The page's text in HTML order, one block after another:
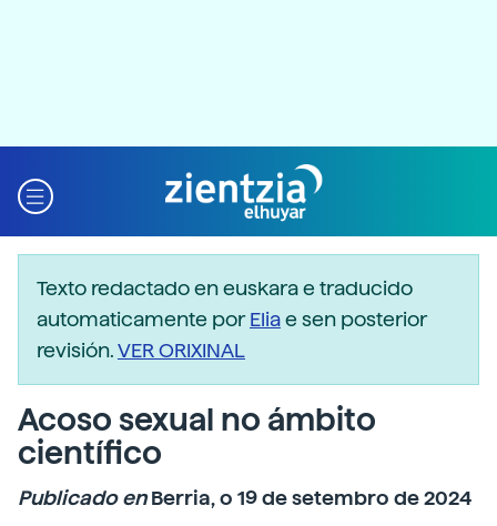
Texto redactado en euskara e traducido
automaticamente porEliae sen posterior
revisión.VER ORIXINAL
Acoso sexual no ámbito
científico
Publicado enBerria, o 19 de setembro de 2024